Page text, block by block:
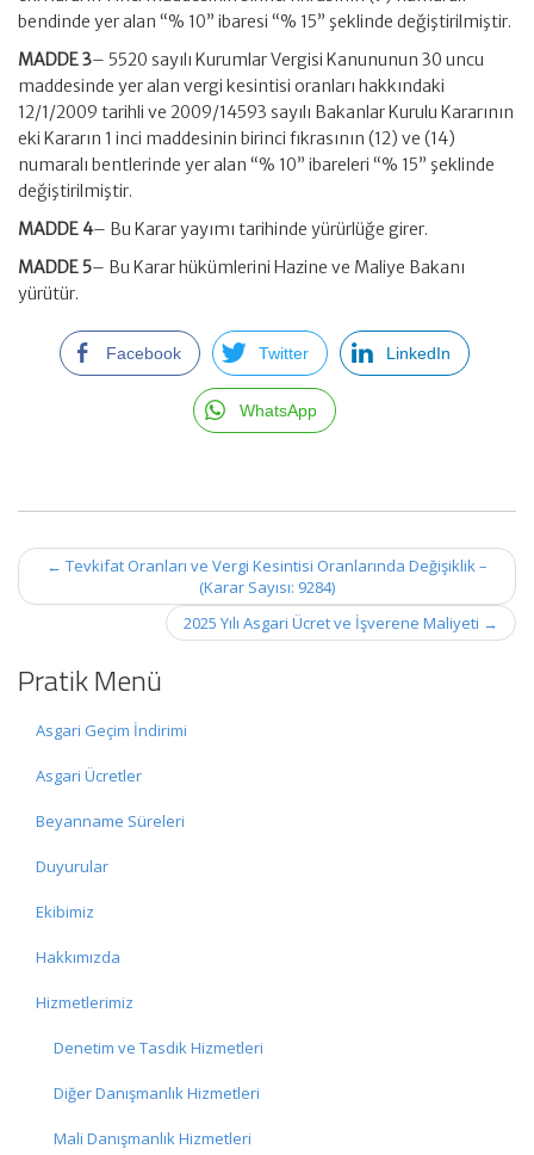
bendinde yer alan “% 10” ibaresi “% 15” şeklinde değiştirilmiştir.
MADDE 3– 5520 sayılı Kurumlar Vergisi Kanununun 30 uncu
maddesinde yer alan vergi kesintisi oranları hakkındaki
12/1/2009 tarihli ve 2009/14593 sayılı Bakanlar Kurulu Kararının
eki Kararın 1 inci maddesinin birinci fıkrasının (12) ve (14)
numaralı bentlerinde yer alan “% 10” ibareleri “% 15” şeklinde
değiştirilmiştir.
MADDE 4– Bu Karar yayımı tarihinde yürürlüğe girer.
MADDE 5– Bu Karar hükümlerini Hazine ve Maliye Bakanı
yürütür.
Facebook Twitter LinkedIn
WhatsApp
Post
navigation
← Tevkifat Oranları ve Vergi Kesintisi Oranlarında Değişiklik –
(Karar Sayısı: 9284)
2025 Yılı Asgari Ücret ve İşverene Maliyeti →
Pratik Menü
Asgari Geçim İndirimi
Asgari Ücretler
Beyanname Süreleri
Duyurular
Ekibimiz
Hakkımızda
Hizmetlerimiz
Denetim ve Tasdik Hizmetleri
Diğer Danışmanlık Hizmetleri
Mali Danışmanlık Hizmetleri